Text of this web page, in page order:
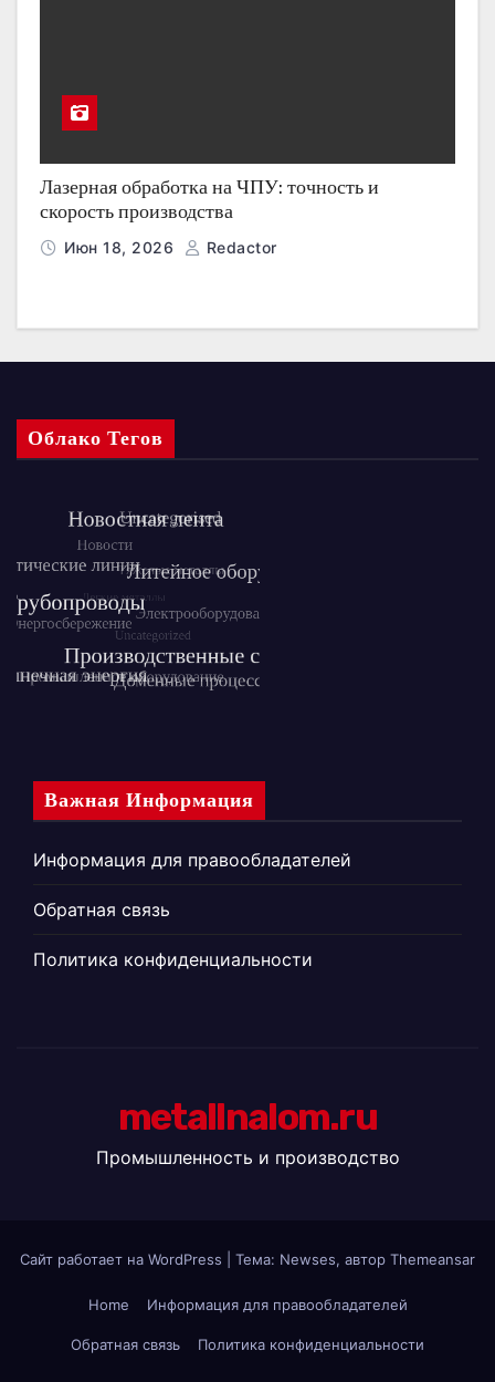
Лазерная обработка на ЧПУ: точность и
скорость производства
Июн 18, 2026 Redactor
Облако Тегов
Важная Информация
Информация для правообладателей
Обратная связь
Политика конфиденциальности
metallnalom.ru
Промышленность и производство
Сайт работает на WordPress Тема: Newses, автор Themeansar
Home Информация для правообладателей
Обратная связь Политика конфиденциальности